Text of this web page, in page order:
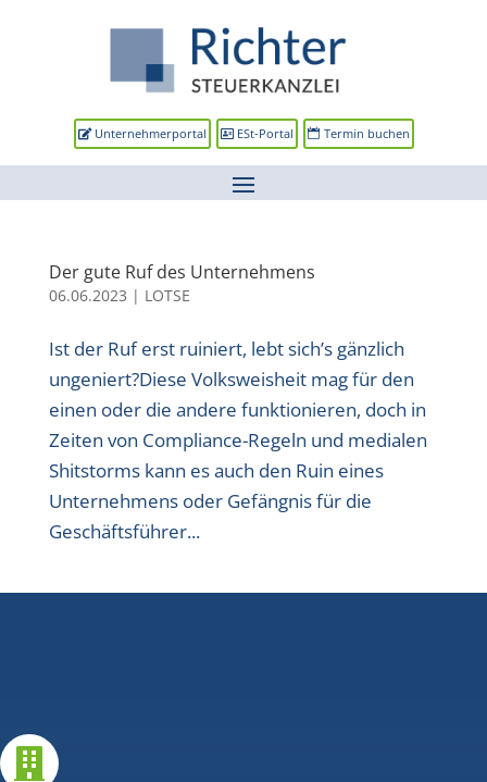
Unternehmerportal ESt-Portal Termin buchen
Der gute Ruf des Unternehmens
06.06.2023 | LOTSE
Ist der Ruf erst ruiniert, lebt sich’s gänzlich
ungeniert?Diese Volksweisheit mag für den
einen oder die andere funktionieren, doch in
Zeiten von Compliance-Regeln und medialen
Shitstorms kann es auch den Ruin eines
Unternehmens oder Gefängnis für die
Geschäftsführer...
